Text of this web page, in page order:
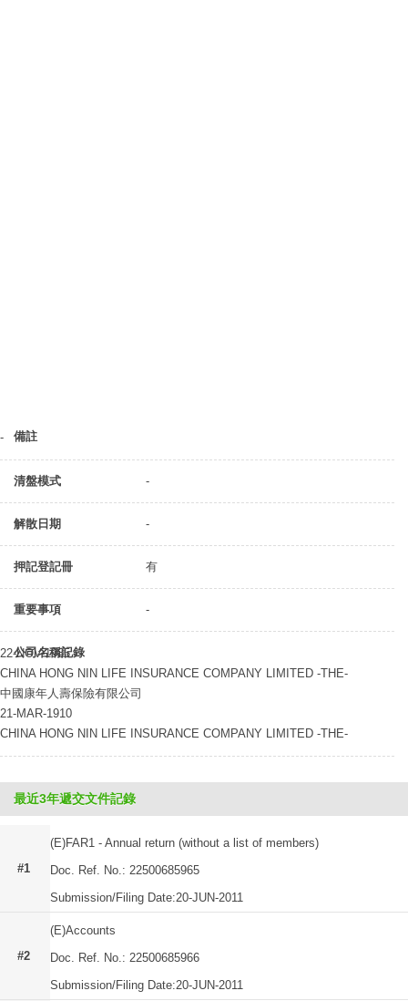
備註
-
清盤模式 -
解散日期 -
押記登記冊 有
重要事項 -
公司名稱記錄
22-NOV-1985
CHINA HONG NIN LIFE INSURANCE COMPANY LIMITED -THE-
中國康年人壽保險有限公司
21-MAR-1910
CHINA HONG NIN LIFE INSURANCE COMPANY LIMITED -THE-
最近3年遞交文件記錄
#1
(E)FAR1 - Annual return (without a list of members)
Doc. Ref. No.: 22500685965
Submission/Filing Date:20-JUN-2011
#2
(E)Accounts
Doc. Ref. No.: 22500685966
Submission/Filing Date:20-JUN-2011